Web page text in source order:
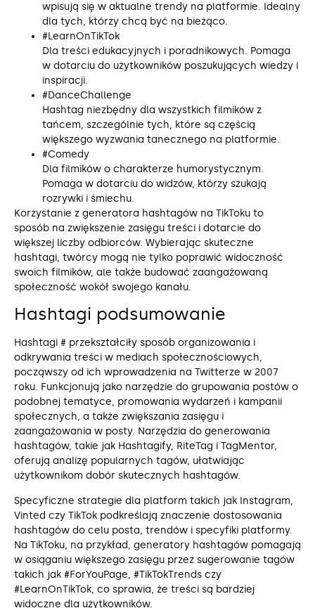
wpisują się w aktualne trendy na platformie. Idealny
dla tych, którzy chcą być na bieżąco.
#LearnOnTikTok
Dla treści edukacyjnych i poradnikowych. Pomaga
w dotarciu do użytkowników poszukujących wiedzy i
inspiracji.
#DanceChallenge
Hashtag niezbędny dla wszystkich filmików z
tańcem, szczególnie tych, które są częścią
większego wyzwania tanecznego na platformie.
#Comedy
Dla filmików o charakterze humorystycznym.
Pomaga w dotarciu do widzów, którzy szukają
rozrywki i śmiechu.
Korzystanie z generatora hashtagów na TikToku to
sposób na zwiększenie zasięgu treści i dotarcie do
większej liczby odbiorców. Wybierając skuteczne
hashtagi, twórcy mogą nie tylko poprawić widoczność
swoich filmików, ale także budować zaangażowaną
społeczność wokół swojego kanału.
Hashtagi podsumowanie
Hashtagi # przekształciły sposób organizowania i
odkrywania treści w mediach społecznościowych,
począwszy od ich wprowadzenia na Twitterze w 2007
roku. Funkcjonują jako narzędzie do grupowania postów o
podobnej tematyce, promowania wydarzeń i kampanii
społecznych, a także zwiększania zasięgu i
zaangażowania w posty. Narzędzia do generowania
hashtagów, takie jak Hashtagify, RiteTag i TagMentor,
oferują analizę popularnych tagów, ułatwiając
użytkownikom dobór skutecznych hashtagów.
Specyficzne strategie dla platform takich jak Instagram,
Vinted czy TikTok podkreślają znaczenie dostosowania
hashtagów do celu posta, trendów i specyfiki platformy.
Na TikToku, na przykład, generatory hashtagów pomagają
w osiąganiu większego zasięgu przez sugerowanie tagów
takich jak #ForYouPage, #TikTokTrends czy
#LearnOnTikTok, co sprawia, że treści są bardziej
widoczne dla użytkowników.